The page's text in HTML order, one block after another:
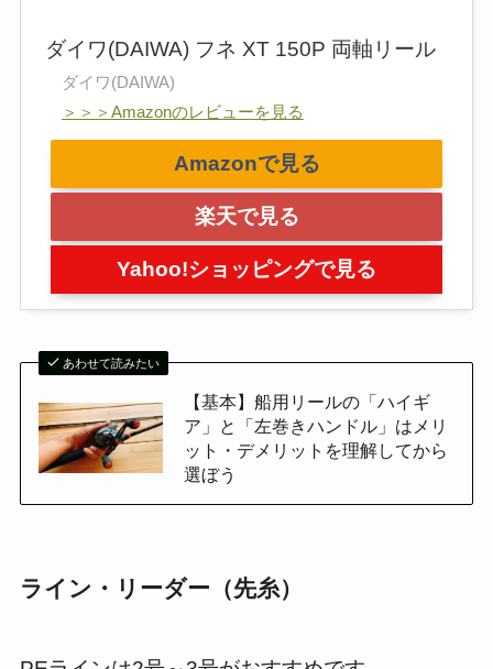
ダイワ(DAIWA) フネ XT 150P 両軸リール
ダイワ(DAIWA)
＞＞＞Amazonのレビューを見る
Amazonで見る
楽天で見る
Yahoo!ショッピングで見る
あわせて読みたい
【基本】船用リールの「ハイギ
ア」と「左巻きハンドル」はメリ
ット・デメリットを理解してから
選ぼう
ライン・リーダー（先糸）